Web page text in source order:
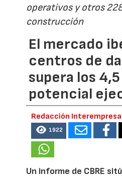
operativos y otros
construcción
El mercado
centros de
supera los 4,5
potencial
Redacción
1922
Un informe de CBRE